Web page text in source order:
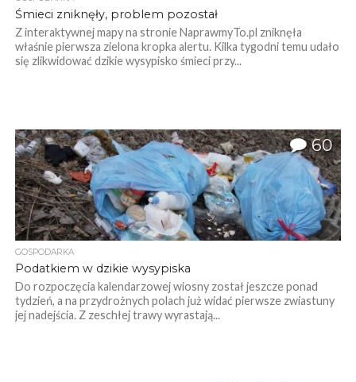
Śmieci zniknęły, problem pozostał
Z interaktywnej mapy na stronie NaprawmyTo.pl zniknęła
właśnie pierwsza zielona kropka alertu. Kilka tygodni temu udało
się zlikwidować dzikie wysypisko śmieci przy...
60
GOSPODARKA
Podatkiem w dzikie wysypiska
Do rozpoczęcia kalendarzowej wiosny został jeszcze ponad
tydzień, a na przydrożnych polach już widać pierwsze zwiastuny
jej nadejścia. Z zeschłej trawy wyrastają...